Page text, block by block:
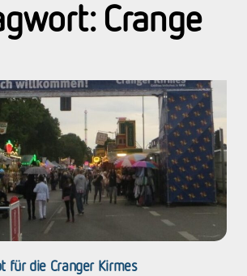
Crange
für die Cranger Kirmes